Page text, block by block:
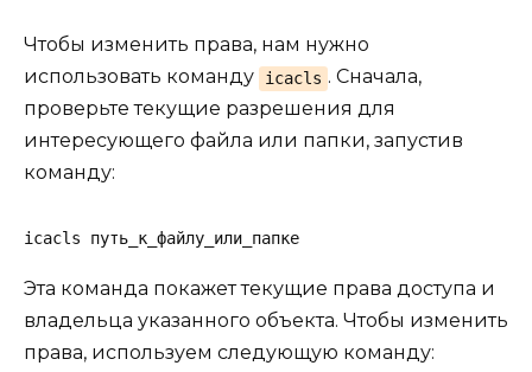
Чтобы изменить права, нам нужно
использовать команду
icacls . Сначала,
проверьте текущие разрешения для
интересующего файла или папки, запустив
команду:
icacls путь_к_файлу_или_папке
Эта команда покажет текущие права доступа и
владельца указанного объекта. Чтобы изменить
права, используем следующую команду: